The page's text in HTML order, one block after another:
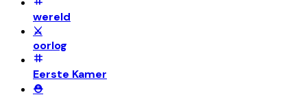
wereld
⚔️
oorlog
Eerste Kamer
⛑️